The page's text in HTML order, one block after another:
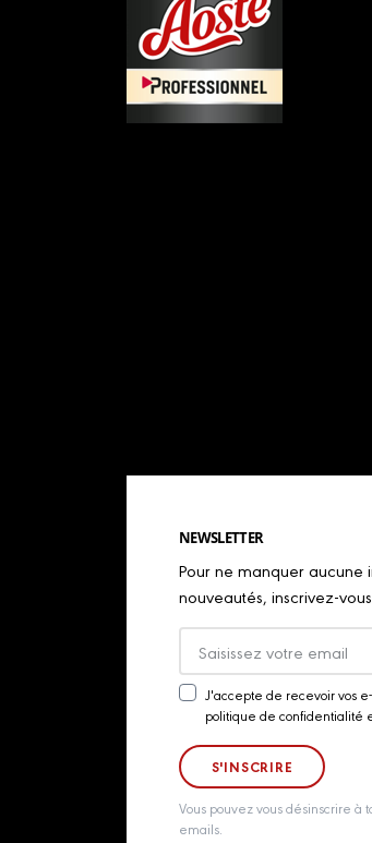
NEWSLETTER
Pour ne manquer aucune
nouveautés, inscrivez-
Newsletter
J'accepte de recevoir vos
politique de confidentialité
Vous pouvez vous désinscrire
emails.